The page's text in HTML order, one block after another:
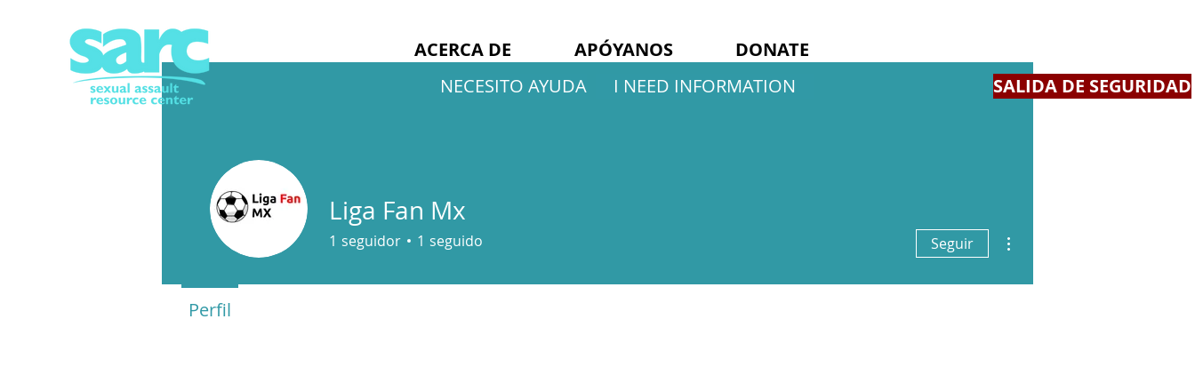
ACERCA DE APÓYANOS
DONATE
NECESITO AYUDA
I NEED INFORMATION SALIDA DE SEGURIDAD
Liga Fan Mx
1 seguidor 1 seguido Seguir
Perfil